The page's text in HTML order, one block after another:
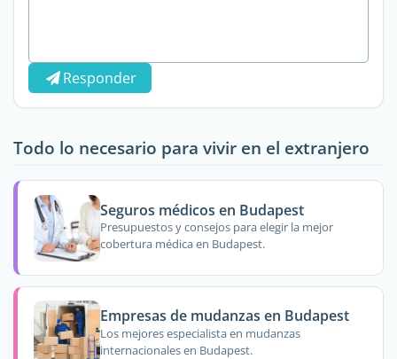
Responder
Todo lo necesario para vivir en el extranjero
Seguros médicos en Budapest
Presupuestos y consejos para elegir la mejor
cobertura médica en Budapest.
Empresas de mudanzas en Budapest
Los mejores especialista en mudanzas
internacionales en Budapest.